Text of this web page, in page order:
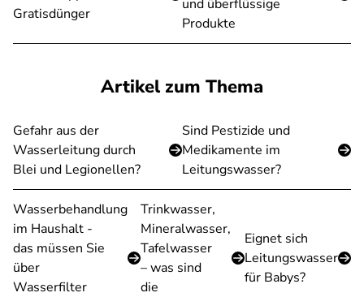
Gratisdünger
und überflüssige
Produkte
Artikel zum Thema
Gefahr aus der
Wasserleitung durch
Blei und Legionellen?
Sind Pestizide und
Medikamente im
Leitungswasser?
Wasserbehandlung
im Haushalt -
das müssen Sie
über
Wasserfilter
Trinkwasser,
Mineralwasser,
Tafelwasser
– was sind
die
Eignet sich
Leitungswasser
für Babys?